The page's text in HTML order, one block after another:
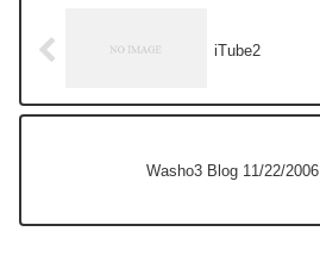
iTube2
Washo3 Blog 11/22/2006